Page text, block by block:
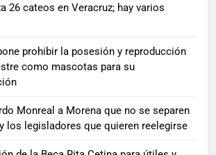
26 cateos en Veracruz; hay varios
prohibir la posesión y reproducción
como mascotas para su
Monreal a Morena que no se separen
los legisladores que quieren reelegirse